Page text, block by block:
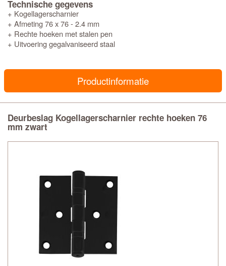
Technische gegevens
+ Kogellagerscharnier
+ Afmeting 76 x 76 - 2.4 mm
+ Rechte hoeken met stalen pen
+ Uitvoering gegalvaniseerd staal
Productinformatie
Deurbeslag Kogellagerscharnier rechte hoeken 76
mm zwart